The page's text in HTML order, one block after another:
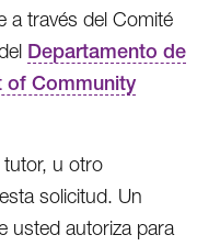
a través del Comité
Departamento de
of Community
u otro
solicitud. Un
usted autoriza para